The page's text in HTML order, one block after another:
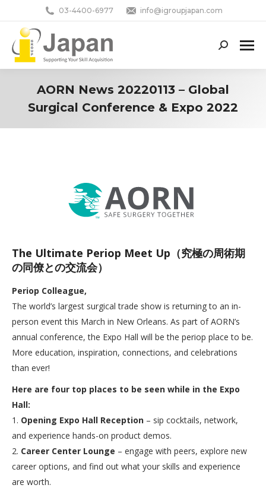
03-4400-6977 info@igroupjapan.com
Search:
AORN News 20220113 – Global
Surgical Conference & Expo 2022
The Ultimate Periop Meet Up（究極の周術期
の同僚との交流会）
Periop Colleague,
The world’s largest surgical trade show is returning to an in-
person event this March in New Orleans. As part of AORN’s
annual conference, the Expo Hall will be the periop place to be.
More education, inspiration, connections, and celebrations
than ever!
Here are four top places to be seen while in the Expo
Hall:
1. Opening Expo Hall Reception – sip cocktails, network,
and experience hands-on product demos.
2. Career Center Lounge – engage with peers, explore new
career options, and find out what your skills and experience
are worth.